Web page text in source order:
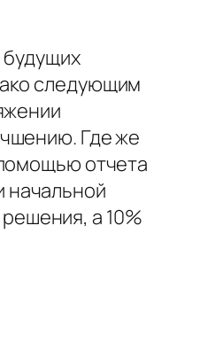
следующим
Где же
отчета
начальной
а 10%